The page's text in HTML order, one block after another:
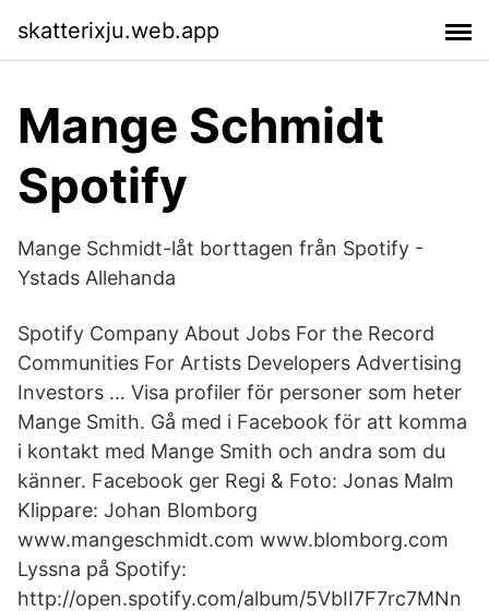
skatterixju.web.app
Mange Schmidt
Spotify
Mange Schmidt-låt borttagen från Spotify -
Ystads Allehanda
Spotify Company About Jobs For the Record
Communities For Artists Developers Advertising
Investors … Visa profiler för personer som heter
Mange Smith. Gå med i Facebook för att komma
i kontakt med Mange Smith och andra som du
känner. Facebook ger Regi & Foto: Jonas Malm
Klippare: Johan Blomborg
www.mangeschmidt.com www.blomborg.com
Lyssna på Spotify:
http://open.spotify.com/album/5VbII7F7rc7MNn